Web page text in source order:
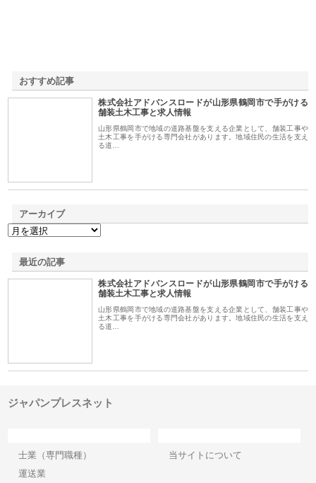
おすすめ記事
株式会社アドバンスロードが山形県鶴岡市で手がける
舗装土木工事と求人情報
山形県鶴岡市で地域の道路基盤を支える企業として、舗装工事や
土木工事を手がける専門会社があります。地域住民の生活を支え
る道…
アーカイブ
最近の記事
株式会社アドバンスロードが山形県鶴岡市で手がける
舗装土木工事と求人情報
山形県鶴岡市で地域の道路基盤を支える企業として、舗装工事や
土木工事を手がける専門会社があります。地域住民の生活を支え
る道…
ジャパンプレスネット
士業（専門職種）
運送業
当サイトについて